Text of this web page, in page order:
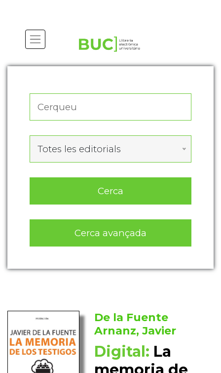
Totes les editorials
Cerca
Cerca avançada
De la Fuente
Arnanz, Javier
Digital: La